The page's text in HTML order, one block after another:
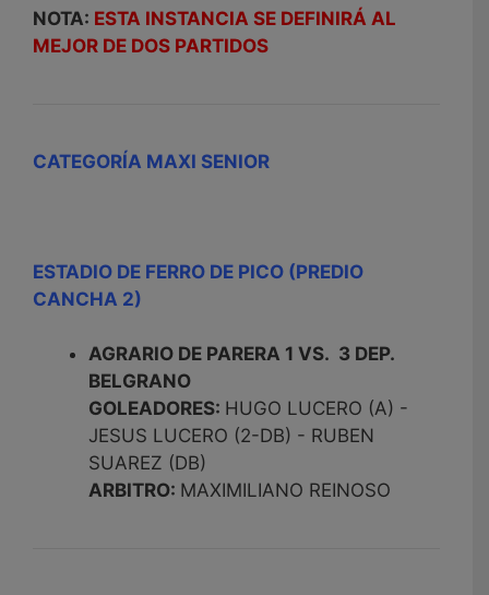
NOTA: ESTA INSTANCIA SE DEFINIRÁ AL
MEJOR DE DOS PARTIDOS
CATEGORÍA MAXI SENIOR
ESTADIO DE FERRO DE PICO (PREDIO
CANCHA 2)
AGRARIO DE PARERA 1 VS. 3 DEP.
BELGRANO
GOLEADORES: HUGO LUCERO (A) -
JESUS LUCERO (2-DB) - RUBEN
SUAREZ (DB)
ARBITRO: MAXIMILIANO REINOSO